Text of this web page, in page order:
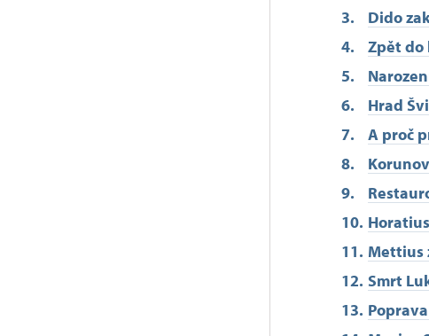
Dido
Zpět do
Hrad
A proč
Mettius
Smrt